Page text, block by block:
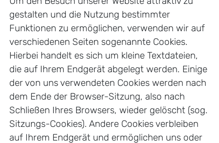
gestalten und die Nutzung bestimmter
Funktionen zu ermöglichen, verwenden wir auf
verschiedenen Seiten sogenannte Cookies.
Hierbei handelt es sich um kleine Textdateien,
die auf Ihrem Endgerät abgelegt werden. Einige
der von uns verwendeten Cookies werden nach
dem Ende der Browser-Sitzung, also nach
Schließen Ihres Browsers, wieder gelöscht (sog.
Sitzungs-Cookies). Andere Cookies verbleiben
auf Ihrem Endgerät und ermöglichen uns oder